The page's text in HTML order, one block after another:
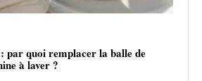
par quoi remplacer la balle de
à laver ?